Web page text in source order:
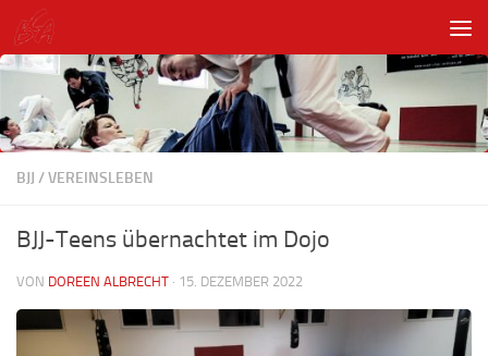
Unter dem Inhalt
BJJ /VEREINSLEBEN
BJJ-Teens übernachtet im Dojo
VON DOREEN ALBRECHT · 15. DEZEMBER 2022